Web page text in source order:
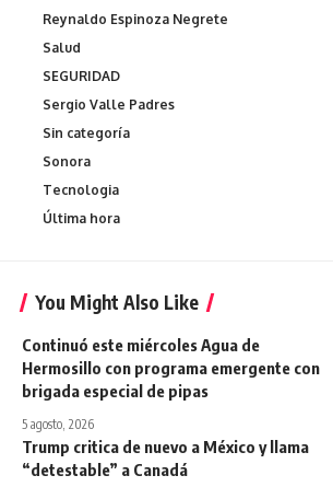
Reynaldo Espinoza Negrete
Salud
SEGURIDAD
Sergio Valle Padres
Sin categoría
Sonora
Tecnologia
Última hora
You Might Also Like
Continuó este miércoles Agua de
Hermosillo con programa emergente con
brigada especial de pipas
5 agosto, 2026
Trump critica de nuevo a México y llama
“detestable” a Canadá